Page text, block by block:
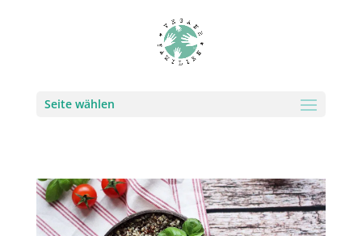
Seite wählen